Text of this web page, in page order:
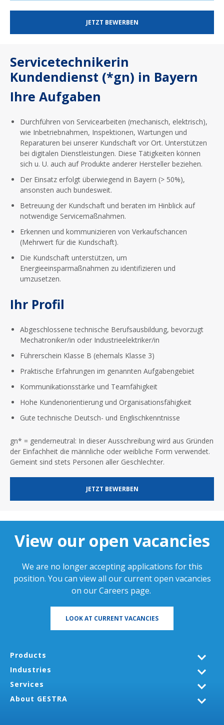
JETZT BEWERBEN
Servicetechnikerin
Kundendienst (*gn) in Bayern
Ihre Aufgaben
Durchführen von Servicearbeiten (mechanisch, elektrisch),
wie Inbetriebnahmen, Inspektionen, Wartungen und
Reparaturen bei unserer Kundschaft vor Ort. Unterstützen
bei digitalen Dienstleistungen. Diese Tätigkeiten können
sich u. U. auch auf Produkte anderer Hersteller beziehen.
Der Einsatz erfolgt überwiegend in Bayern (> 50%),
ansonsten auch bundesweit.
Betreuung der Kundschaft und beraten im Hinblick auf
notwendige Servicemaßnahmen.
Erkennen und kommunizieren von Verkaufschancen
(Mehrwert für die Kundschaft).
Die Kundschaft unterstützen, um
Energieeinsparmaßnahmen zu identifizieren und
umzusetzen.
Ihr Profil
Abgeschlossene technische Berufsausbildung, bevorzugt
Mechatroniker/in oder Industrieelektriker/in
Führerschein Klasse B (ehemals Klasse 3)
Praktische Erfahrungen im genannten Aufgabengebiet
Kommunikationsstärke und Teamfähigkeit
Hohe Kundenorientierung und Organisationsfähigkeit
Gute technische Deutsch- und Englischkenntnisse
gn* = genderneutral: In dieser Ausschreibung wird aus Gründen
der Einfachheit die männliche oder weibliche Form verwendet.
Gemeint sind stets Personen aller Geschlechter.
JETZT BEWERBEN
View our open vacancies
We are no longer accepting applications for this
position. You can view all our current open vacancies
on ourCareers page.
LOOK AT CURRENT VACANCIES
Products
Industries
Services
About GESTRA